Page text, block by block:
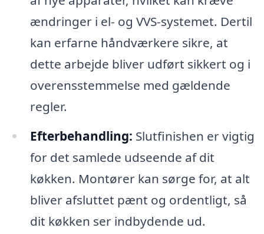
ændringer i el- og VVS-systemet. Dertil
kan erfarne håndværkere sikre, at
dette arbejde bliver udført sikkert og i
overensstemmelse med gældende
regler.
Efterbehandling: Slutfinishen er vigtig
for det samlede udseende af dit
køkken. Montører kan sørge for, at alt
bliver afsluttet pænt og ordentligt, så
dit køkken ser indbydende ud.